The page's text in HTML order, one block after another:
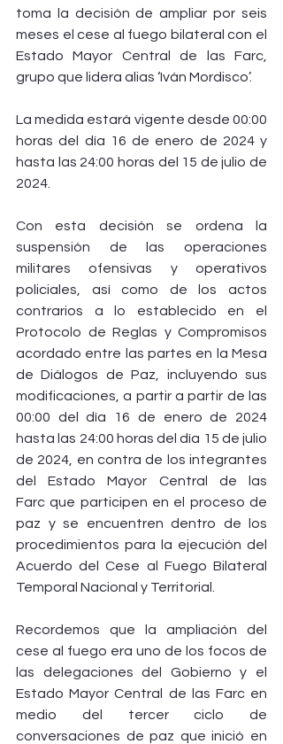
toma la decisión de ampliar por seis
meses el cese al fuego bilateral con el
Estado Mayor Central de las Farc,
grupo que lidera alias ‘Iván Mordisco’.
La medida estará vigente desde 00:00
horas del día 16 de enero de 2024 y
hasta las 24:00 horas del 15 de julio de
2024.
Con esta decisión se ordena la
suspensión de las operaciones
militares ofensivas y operativos
policiales, así como de los actos
contrarios a lo establecido en el
Protocolo de Reglas y Compromisos
acordado entre las partes en la Mesa
de Diálogos de Paz, incluyendo sus
modificaciones, a partir a partir de las
00:00 del día 16 de enero de 2024
hasta las 24:00 horas del día 15 de julio
de 2024, en contra de los integrantes
del Estado Mayor Central de las
Farc que participen en el proceso de
paz y se encuentren dentro de los
procedimientos para la ejecución del
Acuerdo del Cese al Fuego Bilateral
Temporal Nacional y Territorial.
Recordemos que la ampliación del
cese al fuego era uno de los focos de
las delegaciones del Gobierno y el
Estado Mayor Central de las Farc en
medio del tercer ciclo de
conversaciones de paz que inició en